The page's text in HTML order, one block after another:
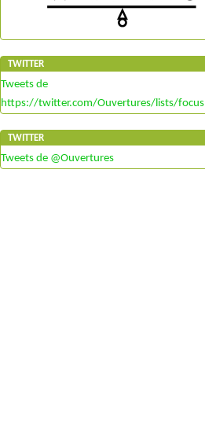
TWITTER
Tweets de
https://twitter.com/Ouvertures/lists/focus
TWITTER
Tweets de @Ouvertures